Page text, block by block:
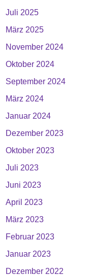
Juli 2025
März 2025
November 2024
Oktober 2024
September 2024
März 2024
Januar 2024
Dezember 2023
Oktober 2023
Juli 2023
Juni 2023
April 2023
März 2023
Februar 2023
Januar 2023
Dezember 2022